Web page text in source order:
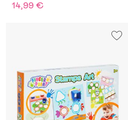
14,99 €